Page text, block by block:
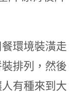
環境裝潢走
排列，然後
有種來到大